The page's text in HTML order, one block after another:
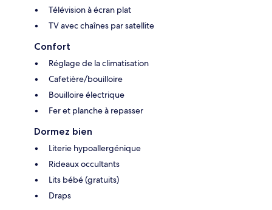
Télévision à écran plat
TV avec chaînes par satellite
Confort
Réglage de la climatisation
Cafetière/bouilloire
Bouilloire électrique
Fer et planche à repasser
Dormez bien
Literie hypoallergénique
Rideaux occultants
Lits bébé (gratuits)
Draps